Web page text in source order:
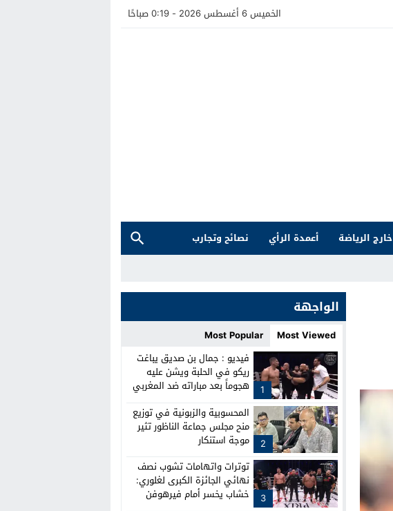
الخميس 6 أغسطس 2026 - 0:19 صباحًا
خارج الرياضة أعمدة الرأي
نصائح وتجارب
الواجهة
Most Viewed
Most Popular
1
فيديو : جمال بن صديق يباغت
ريكو في الحلبة ويشن عليه
هجوماً بعد مباراته ضد المغربي
2
المحسوبية والزبونية في توزيع
منح مجلس جماعة الناظور تثير
موجة استنكار
3
توترات واتهامات تشوب نصف
نهائي الجائزة الكبرى لغلوري:
خشاب يخسر أمام فيرهوفن